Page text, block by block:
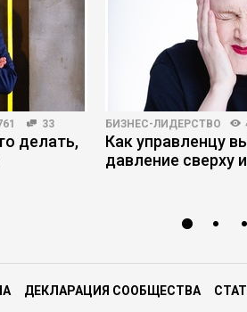
33
делать,
БИЗНЕС-ЛИДЕРСТВО
Как управленцу
давление сверху
ДЕКЛАРАЦИЯ СООБЩЕСТВА